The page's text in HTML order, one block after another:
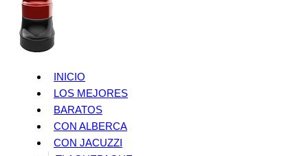
INICIO
LOS MEJORES
BARATOS
CON ALBERCA
CON JACUZZI